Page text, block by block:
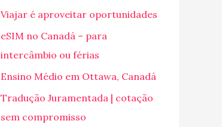
s
a
r
p
o
Viajar é aproveitar oportunidades
eSIM no Canadá – para
intercâmbio ou férias
Ensino Médio em Ottawa, Canadá
Tradução Juramentada | cotação
sem compromisso